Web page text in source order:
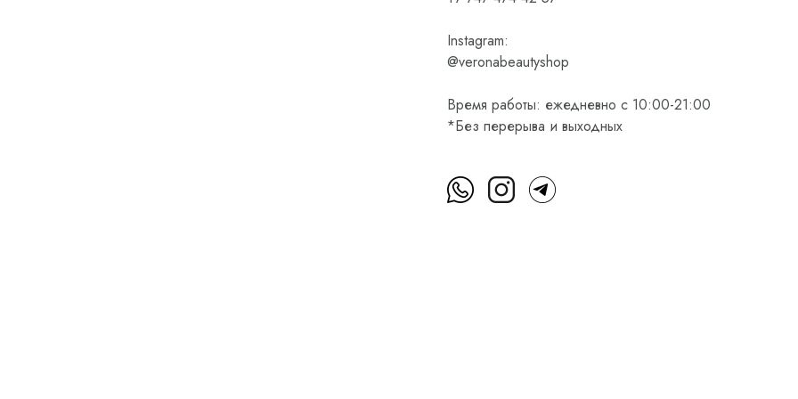
Instagram:
@veronabeautyshop
Время работы: ежедневно с 10:00-21:00
*Без перерыва и выходных